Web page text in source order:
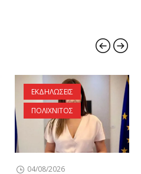
ΕΚΔΗΛΩΣΕΙΣ
ΠΟΛΙΧΝΙΤΟΣ
04/08/2026